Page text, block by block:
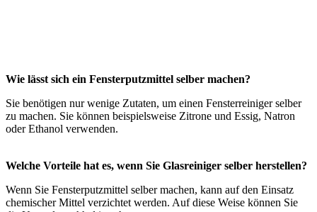
Wie lässt sich ein Fensterputzmittel selber machen?
Sie benötigen nur wenige Zutaten, um einen Fensterreiniger selber
zu machen. Sie können beispielsweise Zitrone und Essig, Natron
oder Ethanol verwenden.
Welche Vorteile hat es, wenn Sie Glasreiniger selber herstellen?
Wenn Sie Fensterputzmittel selber machen, kann auf den Einsatz
chemischer Mittel verzichtet werden. Auf diese Weise können Sie